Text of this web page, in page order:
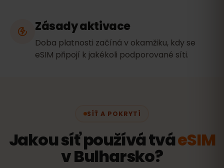
Zásady aktivace
Doba platnosti začíná v okamžiku, kdy se
eSIM připojí k jakékoli podporované síti.
SÍŤ A POKRYTÍ
Jakou síť používá tváeSIM
v Bulharsko?